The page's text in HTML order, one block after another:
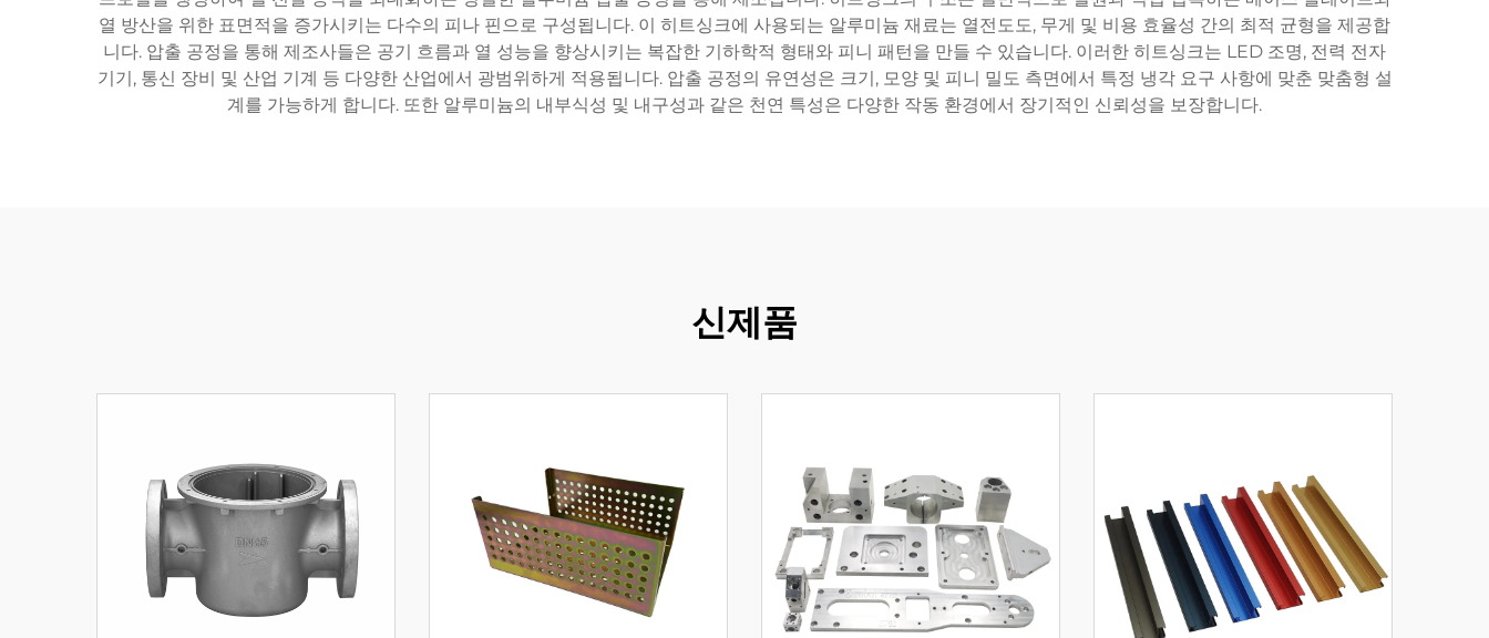
열 방산을 위한 표면적을 증가시키는 다수의 피나 핀으로 구성됩니다. 이 히트싱크에 사용되는 알루미늄 재료는 열전도도, 무게 및 비용 효율성 간의 최적 균형을 제공합
니다. 압출 공정을 통해 제조사들은 공기 흐름과 열 성능을 향상시키는 복잡한 기하학적 형태와 피니 패턴을 만들 수 있습니다. 이러한 히트싱크는 LED 조명, 전력 전자
기기, 통신 장비 및 산업 기계 등 다양한 산업에서 광범위하게 적용됩니다. 압출 공정의 유연성은 크기, 모양 및 피니 밀도 측면에서 특정 냉각 요구 사항에 맞춘 맞춤형 설
계를 가능하게 합니다. 또한 알루미늄의 내부식성 및 내구성과 같은 천연 특성은 다양한 작동 환경에서 장기적인 신뢰성을 보장합니다.
신제품